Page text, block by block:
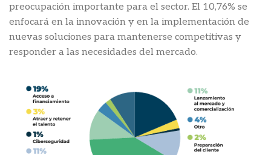
preocupación importante para el sector. El 10,76% se
enfocará en la innovación y en la implementación de
nuevas soluciones para mantenerse competitivas y
responder a las necesidades del mercado.